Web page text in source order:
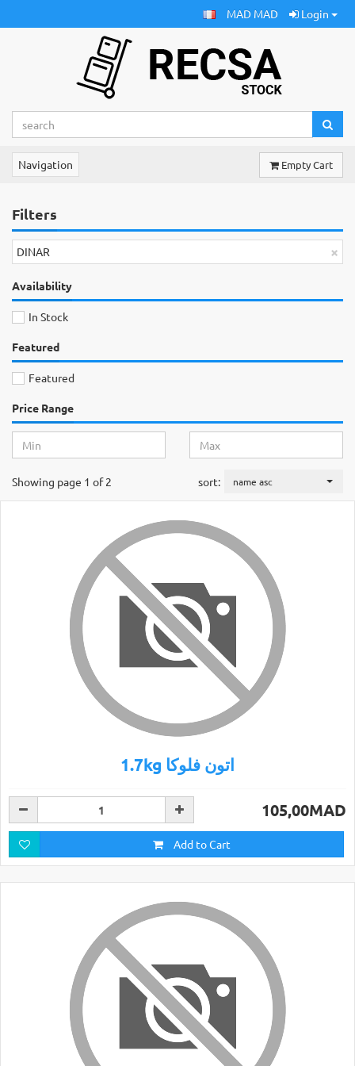
MAD MAD Login
Navigation Empty Cart
Filters
×
DINAR
Availability
In Stock
Featured
Featured
Price Range
sort: name asc
Showing page 1 of 2
1.7kg اتون فلوكا
105,00MAD
Add to Cart